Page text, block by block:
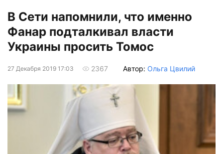
В Сети напомнили, что именно
Фанар подталкивал власти
Украины просить Томос
27 Декабря 2019 17:03 2367 Автор: Ольга Цвилий